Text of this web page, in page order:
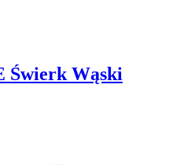
Świerk Wąski